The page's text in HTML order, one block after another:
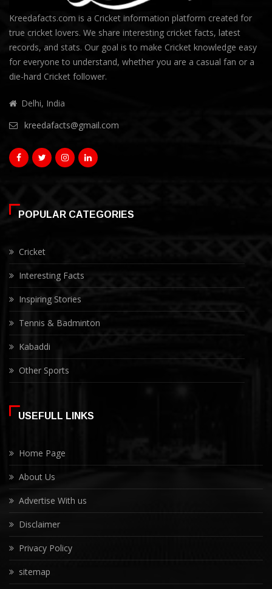
Kreedafacts.com is a Cricket information platform created for
true cricket lovers. We share interesting cricket facts, latest
records, and stats. Our goal is to make Cricket knowledge easy
for everyone to understand, whether you are a casual fan or a
die-hard Cricket follower.
Delhi, India
kreedafacts@gmail.com
POPULAR CATEGORIES
Cricket
Interesting Facts
Inspiring Stories
Tennis & Badminton
Kabaddi
Other Sports
USEFULL LINKS
Home Page
About Us
Advertise With us
Disclaimer
Privacy Policy
sitemap